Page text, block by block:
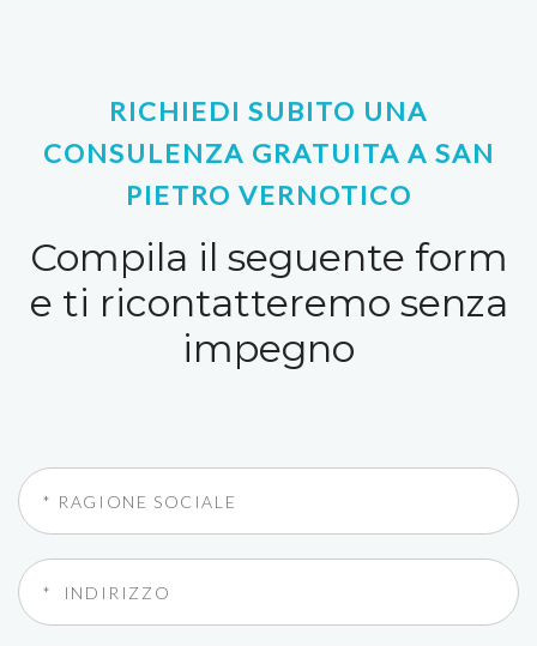
RICHIEDI SUBITO UNA
CONSULENZA GRATUITA A SAN
PIETRO VERNOTICO
Compila il seguente form
e ti ricontatteremo senza
impegno